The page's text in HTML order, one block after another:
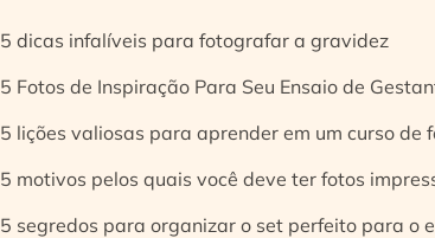
5 dicas infalíveis para fotografar a gravidez
5 Fotos de Inspiração Para Seu Ensaio de
5 lições valiosas para aprender em um curso de
5 motivos pelos quais você deve ter fotos
5 segredos para organizar o set perfeito para o